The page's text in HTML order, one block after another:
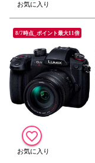
8/7時点_ポイント最大11倍